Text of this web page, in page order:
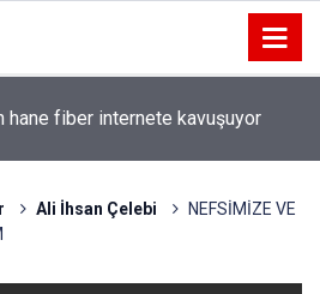
hane fiber internete kavuşuyor
Ali İhsan Çelebi
NEFSİMİZE VE